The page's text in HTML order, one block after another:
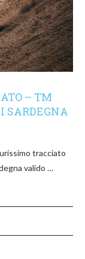
– TM
SARDEGNA
tracciato
valido …